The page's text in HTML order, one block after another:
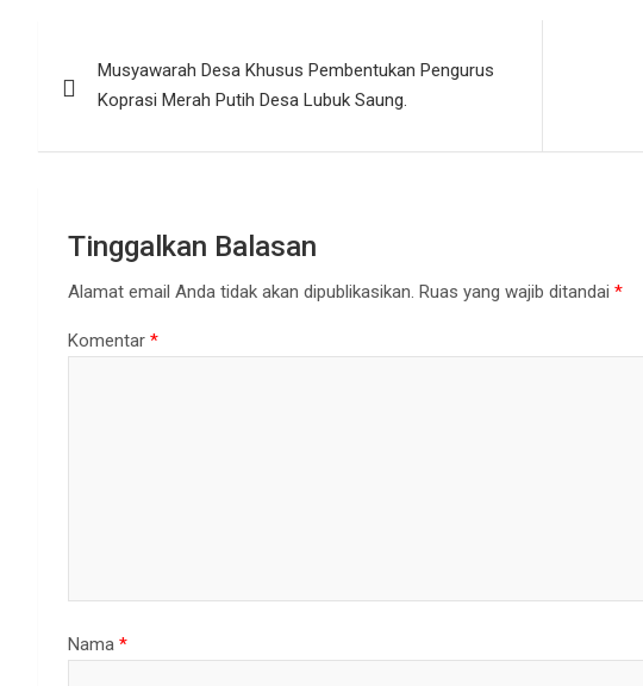
posMusyawarah Desa Khusus Pembentukan Pengurus
Koprasi Merah Putih Desa Lubuk Saung.
Tinggalkan Balasan
Alamat email Anda tidak akan dipublikasikan. Ruas yang wajib ditandai *
Komentar *
Nama *